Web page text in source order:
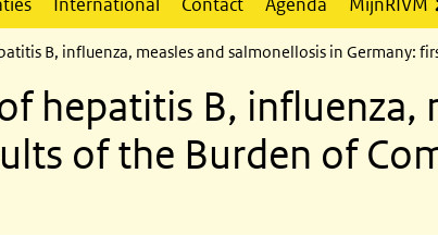
B, influenza, measles and salmonellosis in Germany:
hepatitis B, influenza,
of the Burden of